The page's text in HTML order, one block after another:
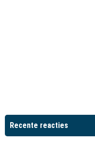
Recente reacties